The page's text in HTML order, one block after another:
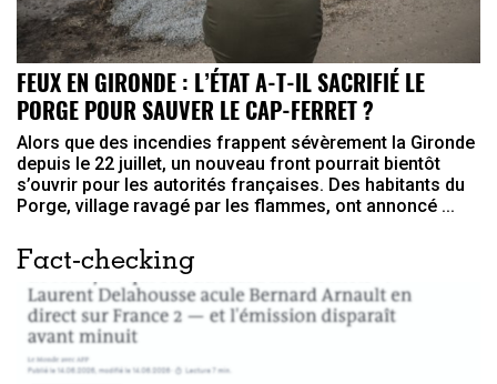
FEUX EN GIRONDE : L’ÉTAT A-T-IL SACRIFIÉ LE
PORGE POUR SAUVER LE CAP-FERRET ?
Alors que des incendies frappent sévèrement la Gironde
depuis le 22 juillet, un nouveau front pourrait bientôt
s’ouvrir pour les autorités françaises. Des habitants du
Porge, village ravagé par les flammes, ont annoncé ...
Fact-checking